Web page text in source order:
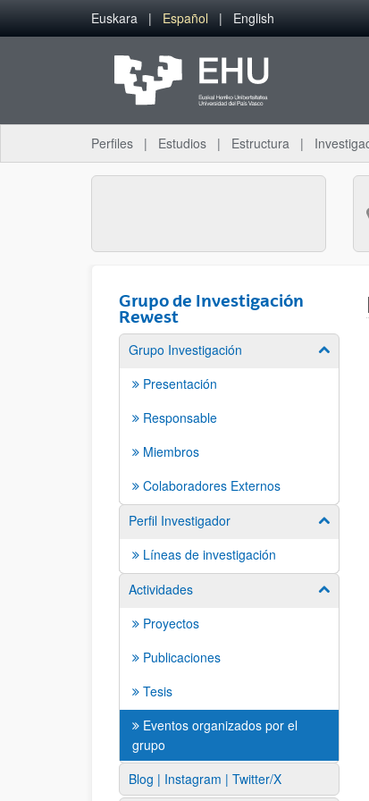
Saltar al contenido principal
Euskara Español English
Perfiles Estudios Estructura
Grupo de Investigación
Rewest
Grupo Investigación
Presentación
Responsable
Miembros
Colaboradores Externos
Perfil Investigador
Líneas de investigación
Actividades
Proyectos
Publicaciones
Tesis
Eventos organizados por el
grupo
Blog | Instagram | Twitter/X